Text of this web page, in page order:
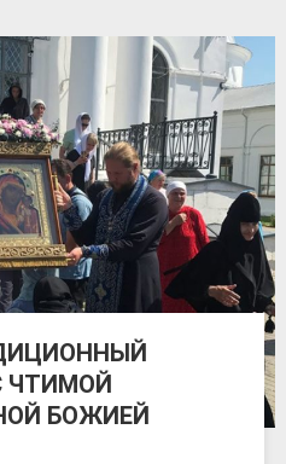
ЧТИМОЙ
БОЖИЕЙ